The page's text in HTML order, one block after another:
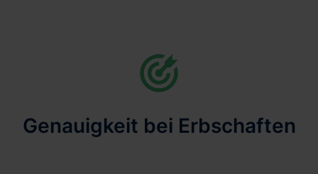
Genauigkeit bei Erbschaften